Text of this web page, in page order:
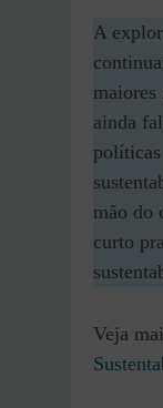
A
maiores
ainda
mão do
curto
Veja